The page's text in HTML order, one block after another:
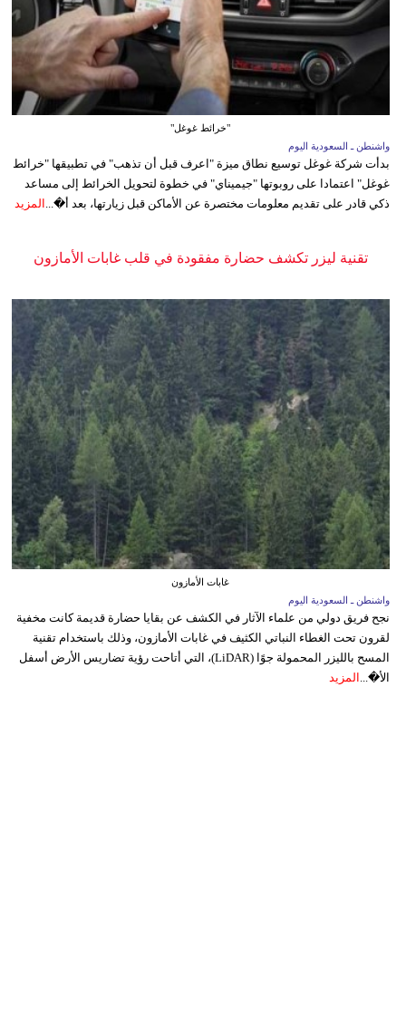
"خرائط غوغل"
واشنطن ـ السعودية اليوم
بدأت شركة غوغل توسيع نطاق ميزة "اعرف قبل أن تذهب" في تطبيقها "خرائط
غوغل" اعتمادا على روبوتها "جيميناي" في خطوة لتحويل الخرائط إلى مساعد
ذكي قادر على تقديم معلومات مختصرة عن الأماكن قبل زيارتها، بعد أ�... المزيد
تقنية ليزر تكشف حضارة مفقودة في قلب غابات الأمازون
غابات الأمازون
واشنطن ـ السعودية اليوم
نجح فريق دولي من علماء الآثار في الكشف عن بقايا حضارة قديمة كانت مخفية
لقرون تحت الغطاء النباتي الكثيف في غابات الأمازون، وذلك باستخدام تقنية
المسح بالليزر المحمولة جوًا (LiDAR)، التي أتاحت رؤية تضاريس الأرض أسفل
الأ�... المزيد